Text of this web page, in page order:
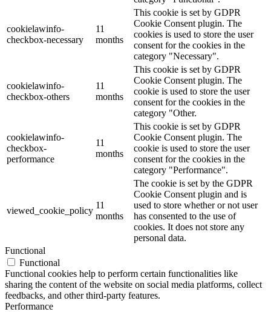
cookielawinfo-
checkbox-necessary
11
months
This cookie is set by GDPR
Cookie Consent plugin. The
cookies is used to store the user
consent for the cookies in the
category "Necessary".
cookielawinfo-
checkbox-others
11
months
This cookie is set by GDPR
Cookie Consent plugin. The
cookie is used to store the user
consent for the cookies in the
category "Other.
cookielawinfo-
checkbox-
performance
11
months
This cookie is set by GDPR
Cookie Consent plugin. The
cookie is used to store the user
consent for the cookies in the
category "Performance".
viewed_cookie_policy
11
months
The cookie is set by the GDPR
Cookie Consent plugin and is
used to store whether or not user
has consented to the use of
cookies. It does not store any
personal data.
Functional
Functional
Functional cookies help to perform certain functionalities like
sharing the content of the website on social media platforms, collect
feedbacks, and other third-party features.
Performance